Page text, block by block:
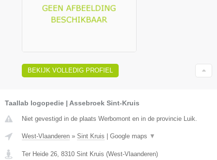
BEKIJK VOLLEDIG PROFIEL
Taallab logopedie | Assebroek Sint-Kruis
Niet gevestigd in de plaats Werbomont en in de provincie Luik.
West-Vlaanderen » Sint Kruis | Google maps ▼
Ter Heide 26 8310 Sint Kruis (West-Vlaanderen)